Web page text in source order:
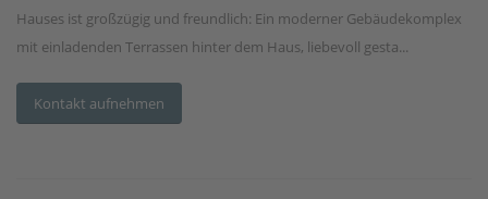
Hauses ist großzügig und freundlich: Ein moderner Gebäudekomplex
mit einladenden Terrassen hinter dem Haus, liebevoll gesta...
Kontakt aufnehmen